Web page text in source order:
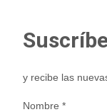
y recibe las
Nombre *